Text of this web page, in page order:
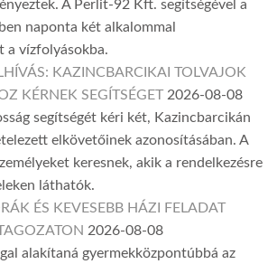
A Perlit-92 Kft. segítségével a
naponta két alkalommal
a vízfolyásokba.
KAZINCBARCIKAI TOLVAJOK
KÉRNEK SEGÍTSÉGET 2026-08-08
segítségét kéri két, Kazincbarcikán
elkövetőinek azonosításában. A
keresnek, akik a rendelkezésre
láthatók.
ÉS KEVESEBB HÁZI FELADAT
2026-08-08
alakítaná gyermekközpontúbbá az